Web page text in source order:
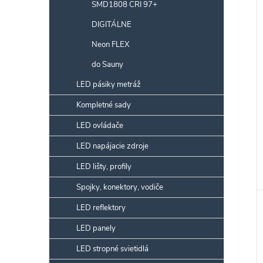
SMD1808 CRI 97+
DIGITÁLNE
Neon FLEX
do Sauny
LED pásiky metráž
Kompletné sady
LED ovládače
LED napájacie zdroje
LED lišty, profily
Spojky, konektory, vodiče
LED reflektory
LED panely
LED stropné svietidlá